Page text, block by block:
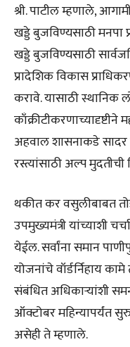
श्री. पाटील म्हणाले,
खड्डे बुजविण्यसाठी मनपा
खड्डे बुजविण्यसाठी
प्रादेशिक विकास
करावे. यासाठी स्थानिक
काँक्रीटीकरणाच्यादृष्टीने
अहवाल शासनाकडे सादर
रस्त्यांसाठी अल्प
थकीत कर वसुलीबाबत
उपमुख्यमंत्री यांच्याशी
येईल. सर्वांना समान
योजनांचे वॉर्डर्निहाय
संबंधित अधिकाऱ्यांशी
ऑक्टोबर महिन्यापर्यंत
असेही ते म्हणाले.